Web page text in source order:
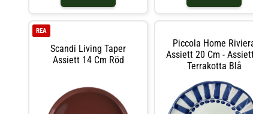
i sig själv, eller kombinerad med
andra produkter från Paratiisi-
Tallrikar hos Royal Design.
Scandi Living Taper
Assiett 14 Cm Röd
REA
Piccola Home
Assiett 20 Cm -
Terrakotta Blå